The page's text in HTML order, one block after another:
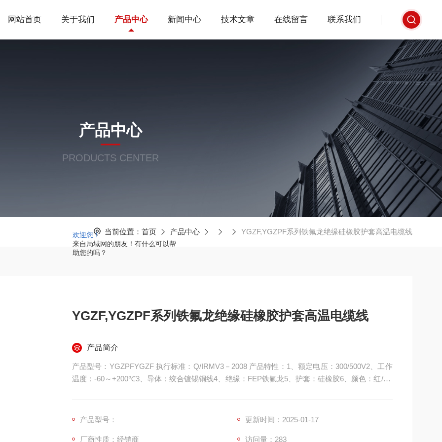
欢迎您！
来自局域网的朋友！有什么可以帮
助您的吗？
网站首页 关于我们 产品中心 新闻中心 技术文章 在线留言 联系我们
产品中心
PRODUCTS CENTER
当前位置： 首页 产品中心 YGZF,YGZPF系列铁氟龙绝缘硅橡胶护套高温电缆线
YGZF,YGZPF系列铁氟龙绝缘硅橡胶护套高温电缆线
产品简介
产品型号：YGZPFYGZF 执行标准：Q/IRMV3－2008 产品特性：1、额定电压：300/500V2、工作
温度：-60～+200℃3、导体：绞合镀锡铜线4、绝缘：FEP铁氟龙5、护套：硅橡胶6、颜色：红/黄/
动式电机、钢铁、航空、电厂、石化等高温环境中使用。
产品型号： 更新时间：2025-01-17
厂商性质：经销商 访问量：283